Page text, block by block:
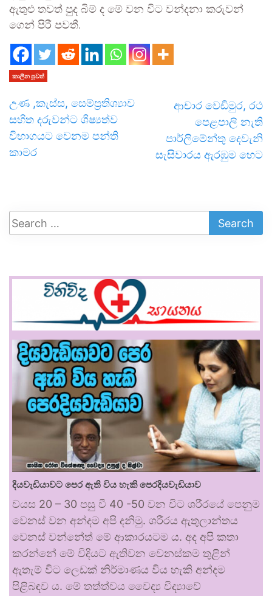
ඇතුළු තවත් පුද බිම් ද මේ වන විට වන්දනා කරුවන්
ගෙන් පිරී පවතී.
කාලීන පුවත්
උණ ,කැස්ස, සෙම්ප්‍රතිශ්‍යාව
සහිත දරුවන්ට ශිෂ්‍යත්ව
විභාගයට වෙනම පන්ති
කාමර
ආචාර වෙඩිමුර, රථ
පෙළපාලි නැති
පාර්ලිමේන්තු දෙවැනි
සැසිවාරය ඇරඹුම හෙට
දියවැඩියාවට පෙර ඇති විය හැකි පෙරදියවැඩියාව
වයස 20 – 30 පසු වී 40 -50 වන විට ශරීරයේ පෙනුම
වෙනස් වන අන්දම අපි දනිමු. ශරීරය ඇතුලාන්තය
වෙනස් වන්නේත් මේ ආකාරයටම ය. අද අපි කතා
කරන්නේ මේ විදියට ඇතිවන වෙනස්කම තුළින්
ඇතැම් විට ලෙඩක් නිර්මාණය විය හැකි අන්දම
පිළිබඳව ය. මේ තත්ත්වය වෛද්‍ය විද්‍යාවේ